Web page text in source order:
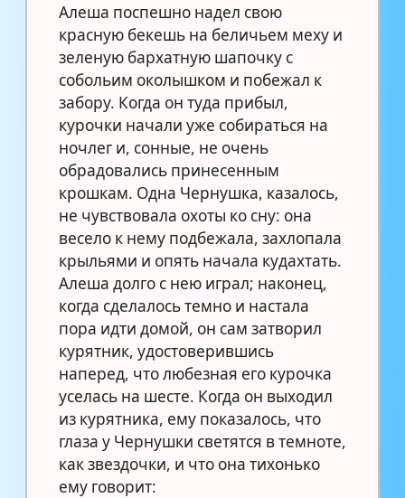
Алеша поспешно надел свою
красную бекешь на беличьем меху и
зеленую бархатную шапочку с
собольим околышком и побежал к
забору. Когда он туда прибыл,
курочки начали уже собираться на
ночлег и, сонные, не очень
обрадовались принесенным
крошкам. Одна Чернушка, казалось,
не чувствовала охоты ко сну: она
весело к нему подбежала, захлопала
крыльями и опять начала кудахтать.
Алеша долго с нею играл; наконец,
когда сделалось темно и настала
пора идти домой, он сам затворил
курятник, удостоверившись
наперед, что любезная его курочка
уселась на шесте. Когда он выходил
из курятника, ему показалось, что
глаза у Чернушки светятся в темноте,
как звездочки, и что она тихонько
ему говорит: